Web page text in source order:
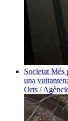
Societat Més
una
Orts /